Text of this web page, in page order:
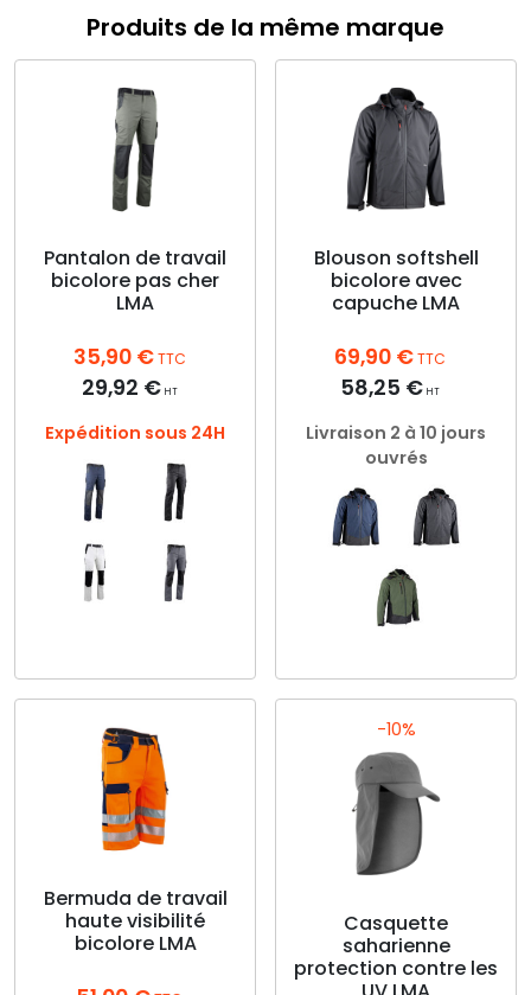
Produits de la même marque
Pantalon de travail
bicolore pas cher
LMA
35,90 € TTC
29,92 € HT
Expédition sous 24H
a
variations.
Les
options
peuvent
être
sur
la
page
Blouson softshell
bicolore avec
capuche LMA
69,90 €TTC
58,25 € HT
Livraison 2 à 10 jours
ouvrés
produit
a
plusieurs
variations.
Les
options
peuvent
être
sur
la
page
Bermuda de travail
haute visibilité
bicolore LMA
-10%
Casquette
saharienne
protection contre les